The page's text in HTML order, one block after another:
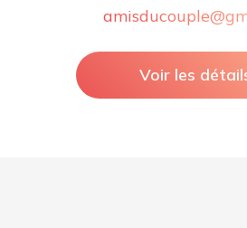
Voir les